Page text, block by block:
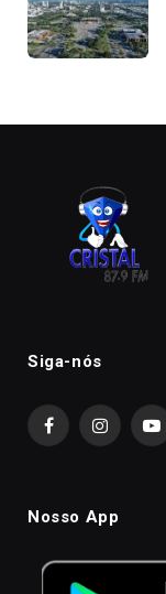
Siga-nós
Facebook
Nosso App